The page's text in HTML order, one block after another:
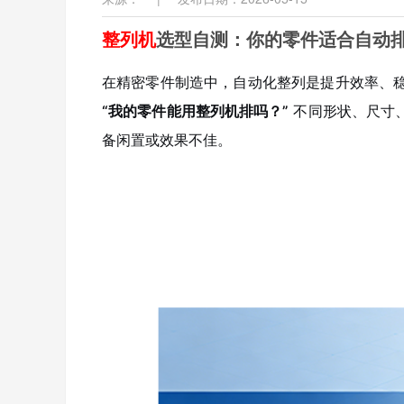
整列机选型自测：你的零件适合自动
在精密零件制造中，自动化整列是提升效率、
“我的零件能用整列机排吗？” 不同形状、尺寸
备闲置或效果不佳。